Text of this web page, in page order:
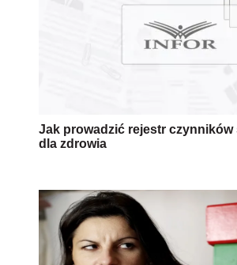
Jak prowadzić rejestr
dla zdrowia